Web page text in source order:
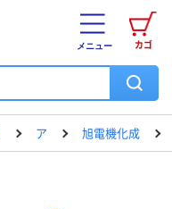
カゴ
メニュー
ア 旭電機化成